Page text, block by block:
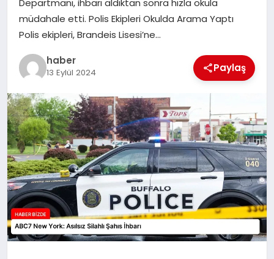
müdahale etti. Polis Ekipleri Okulda Arama Yaptı
Polis ekipleri, Brandeis Lisesi’ne…
haber
13 Eylül 2024 Paylaş